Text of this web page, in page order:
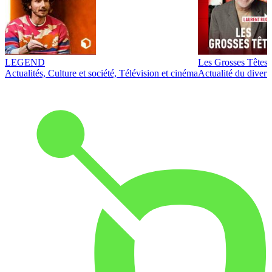
LEGEND
Actualités, Culture et société, Télévision et cinéma
Les Grosses Têtes
Actualité du